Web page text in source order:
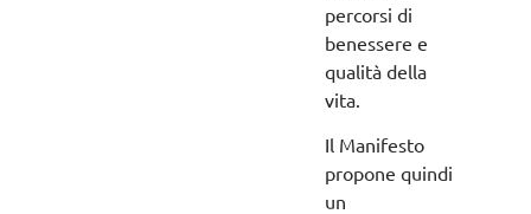
percorsi di
benessere e
qualità della
vita.
Il Manifesto
propone quindi
un